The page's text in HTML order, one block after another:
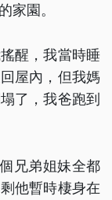
家園。
醒，我當時睡
屋內，但我媽
了，我爸跑到
兄弟姐妹全都
他暫時棲身在